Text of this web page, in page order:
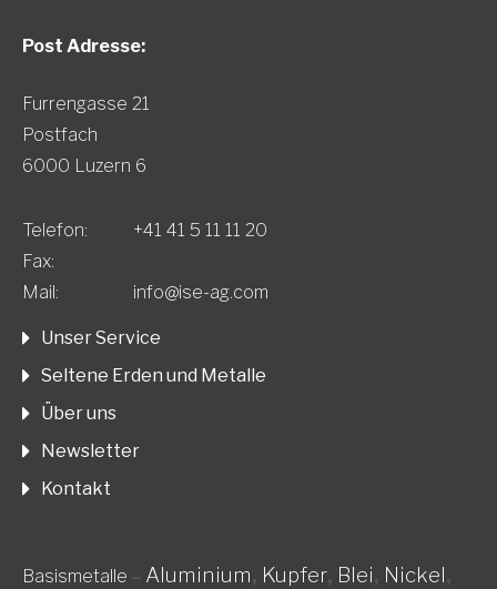
Post Adresse:
Furrengasse 21
Postfach
6000 Luzern 6
Telefon:
+41 41 5 11 11 20
Fax:
Mail:
info@ise-ag.com
Unser Service
Seltene Erden und Metalle
Über uns
Newsletter
Kontakt
Basismetalle – Aluminium, Kupfer, Blei, Nickel,